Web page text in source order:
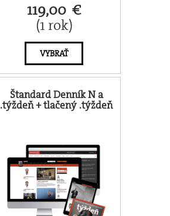
119,00 €
(1 rok)
VYBRAŤ
Štandard Denník N a
.týždeň + tlačený .týždeň